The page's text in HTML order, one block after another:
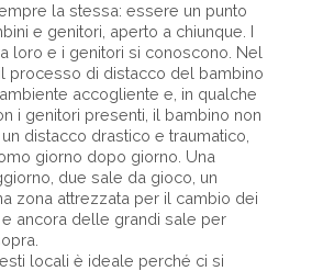
la stessa: essere un punto
e genitori, aperto a chiunque. I
loro e i genitori si conoscono. Nel
processo di distacco del bambino
accogliente e, in qualche
i genitori presenti, il bambino non
distacco drastico e traumatico,
giorno dopo giorno. Una
due sale da gioco, un
zona attrezzata per il cambio dei
e ancora delle grandi sale per
locali è ideale perché ci si